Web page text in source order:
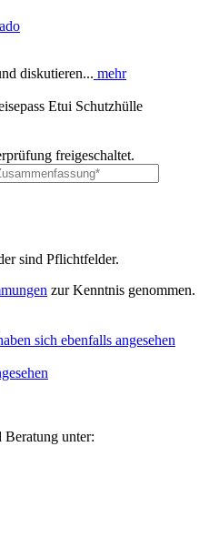
diskutieren... mehr
Etui Schutzhülle
freigeschaltet.
sind Pflichtfelder.
zur Kenntnis genommen.
sich ebenfalls angesehen
Beratung unter: